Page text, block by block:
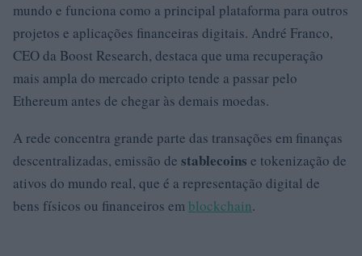
mundo e funciona como a principal plataforma para outros
projetos e aplicações financeiras digitais. André Franco,
CEO da Boost Research, destaca que uma recuperação
mais ampla do mercado cripto tende a passar pelo
Ethereum antes de chegar às demais moedas.
A rede concentra grande parte das transações em finanças
descentralizadas, emissão de stablecoins e tokenização de
ativos do mundo real, que é a representação digital de
bens físicos ou financeiros em blockchain.